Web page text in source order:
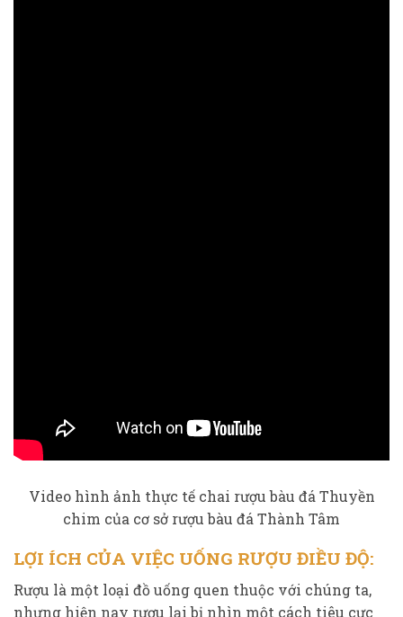
Video hình ảnh thực tế chai rượu bàu đá Thuyền
chim của cơ sở rượu bàu đá Thành Tâm
LỢI ÍCH CỦA VIỆC UỐNG RƯỢU ĐIỀU ĐỘ:
Rượu là một loại đồ uống quen thuộc với chúng ta,
nhưng hiện nay rượu lại bị nhìn một cách tiêu cực